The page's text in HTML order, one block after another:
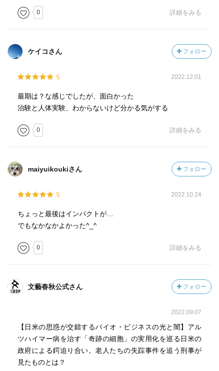
0 詳細をみる
ケイコさん フォロー
5 2022.12.01
最期は？な感じでしたが、面白かった
治験と人体実験、わからないけど分かる気がする
0 詳細をみる
maiyuikoukiさん フォロー
5 2022.10.24
ちょっと最後はインパクトが…
でもなかなかよかった^_^
0 詳細をみる
文藝春秋公式さん フォロー
2022.09.07
【日米の思惑が交錯するバイオ・ビジネスの光と闇】アル
ツハイマー病を治す「奇跡の細胞」の実用化を巡る日米の
政府による鍔迫り合い。老人たちの失踪事件を追う刑事が
見たものとは？